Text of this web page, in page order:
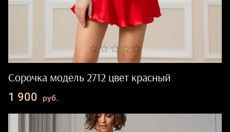
Сорочка модель 2712 цвет красный
1 900 руб.